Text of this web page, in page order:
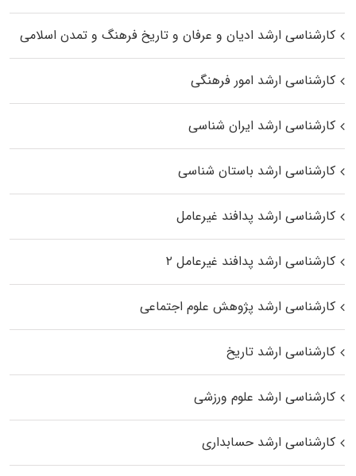
کارشناسی ارشد ادیان و عرفان و تاریخ فرهنگ و تمدن اسلامی
کارشناسی ارشد امور فرهنگی
کارشناسی ارشد ایران شناسی
کارشناسی ارشد باستان شناسی
کارشناسی ارشد پدافند غیرعامل
کارشناسی ارشد پدافند غیرعامل ۲
کارشناسی ارشد پژوهش علوم اجتماعی
کارشناسی ارشد تاریخ
کارشناسی ارشد علوم ورزشی
کارشناسی ارشد حسابداری